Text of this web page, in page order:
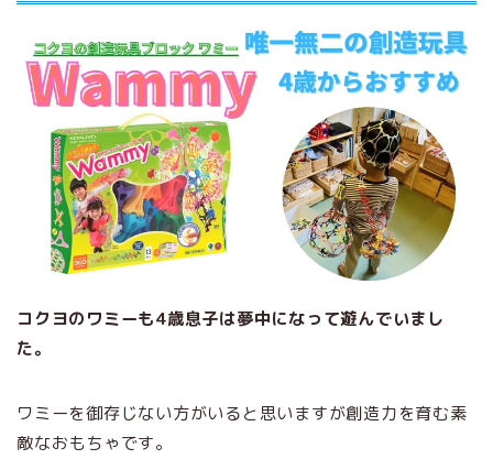
コクヨのワミーも4歳息子は夢中になって遊んでいまし
た。
ワミーを御存じない方がいると思いますが創造力を育む素
敵なおもちゃです。